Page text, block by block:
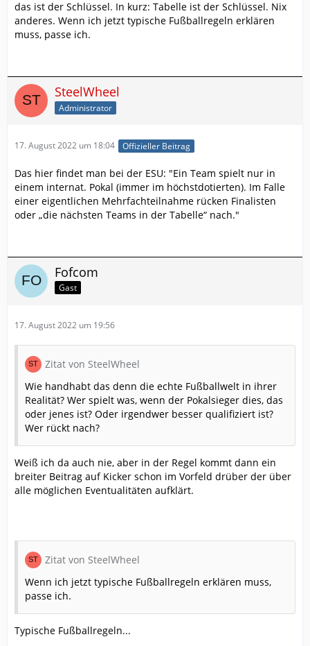
das ist der Schlüssel. In kurz: Tabelle ist der Schlüssel. Nix
anderes. Wenn ich jetzt typische Fußballregeln erklären
muss, passe ich.
SteelWheel
Administrator
17. August 2022 um 18:04 Offizieller Beitrag
Das hier findet man bei der ESU: "Ein Team spielt nur in
einem internat. Pokal (immer im höchstdotierten). Im Falle
einer eigentlichen Mehrfachteilnahme rücken Finalisten
oder „die nächsten Teams in der Tabelle“ nach."
Fofcom
Gast
17. August 2022 um 19:56
Zitat von SteelWheel
Wie handhabt das denn die echte Fußballwelt in ihrer
Realität? Wer spielt was, wenn der Pokalsieger dies, das
oder jenes ist? Oder irgendwer besser qualifiziert ist?
Wer rückt nach?
Weiß ich da auch nie, aber in der Regel kommt dann ein
breiter Beitrag auf Kicker schon im Vorfeld drüber der über
alle möglichen Eventualitäten aufklärt.
Zitat von SteelWheel
Wenn ich jetzt typische Fußballregeln erklären muss,
passe ich.
Typische Fußballregeln...